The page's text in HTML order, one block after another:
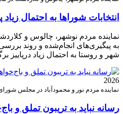
انتخابات شوراها به احتمال
نماینده مردم نوشهر، چالوس و
به پیگیری‌های انجام‌شده و روند
شهر و روستا به احتمال زیاد درپاییز
2026
نماینده مردم نور و محمودآباد در مجلس
رسانه نباید به تریبون تملق و